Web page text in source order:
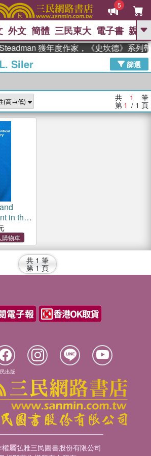
5
GO
熱搜： 高希均教授回憶錄
、 The Odyssey 、 父親節 、 如果歷
獎 臺灣漫遊錄 、 方念華 、 台灣的李
登輝時代
數學女孩：黎曼猜想 、
偉大的迷走神經
外文 簡體 三民東大 電子書 親子
獲年度作家，《史坎德》系列
Siler
篩選
共 1 筆
第 1 / 1 頁
in the
共 1 筆
第 1 頁
出版
屬弘雅三民圖書股份有限公司